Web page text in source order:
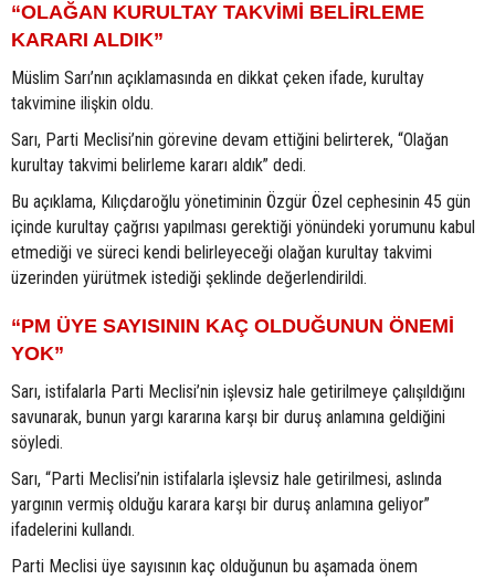
“OLAĞAN KURULTAY TAKVİMİ BELİRLEME
KARARI ALDIK”
Müslim Sarı’nın açıklamasında en dikkat çeken ifade, kurultay
takvimine ilişkin oldu.
Sarı, Parti Meclisi’nin görevine devam ettiğini belirterek, “Olağan
kurultay takvimi belirleme kararı aldık” dedi.
Bu açıklama, Kılıçdaroğlu yönetiminin Özgür Özel cephesinin 45 gün
içinde kurultay çağrısı yapılması gerektiği yönündeki yorumunu kabul
etmediği ve süreci kendi belirleyeceği olağan kurultay takvimi
üzerinden yürütmek istediği şeklinde değerlendirildi.
“PM ÜYE SAYISININ KAÇ OLDUĞUNUN ÖNEMİ
YOK”
Sarı, istifalarla Parti Meclisi’nin işlevsiz hale getirilmeye çalışıldığını
savunarak, bunun yargı kararına karşı bir duruş anlamına geldiğini
söyledi.
Sarı, “Parti Meclisi’nin istifalarla işlevsiz hale getirilmesi, aslında
yargının vermiş olduğu karara karşı bir duruş anlamına geliyor”
ifadelerini kullandı.
Parti Meclisi üye sayısının kaç olduğunun bu aşamada önem